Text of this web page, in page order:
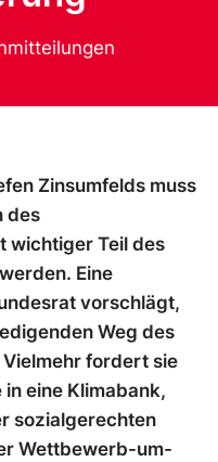
Zinsumfelds muss
des
wichtiger Teil des
Eine
vorschlägt,
Weg des
fordert sie
eine Klimabank,
sozialgerechten
Wettbewerb-um-